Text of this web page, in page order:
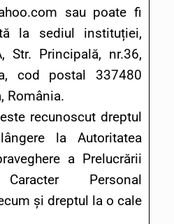
sau poate fi
la sediul instituției,
Str. Principală, nr.36,
cod postal 337480
România.
recunoscut dreptul
la Autoritatea
a Prelucrării
Personal
și dreptul la o cale